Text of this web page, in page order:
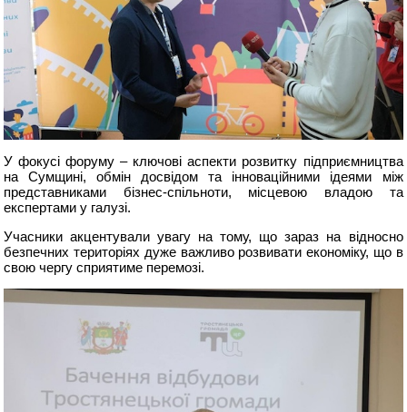
У фокусі форуму – ключові аспекти розвитку підприємництва
на Сумщині, обмін досвідом та інноваційними ідеями між
представниками бізнес-спільноти, місцевою владою та
експертами у галузі.
Учасники акцентували увагу на тому, що зараз на відносно
безпечних територіях дуже важливо розвивати економіку, що в
свою чергу сприятиме перемозі.